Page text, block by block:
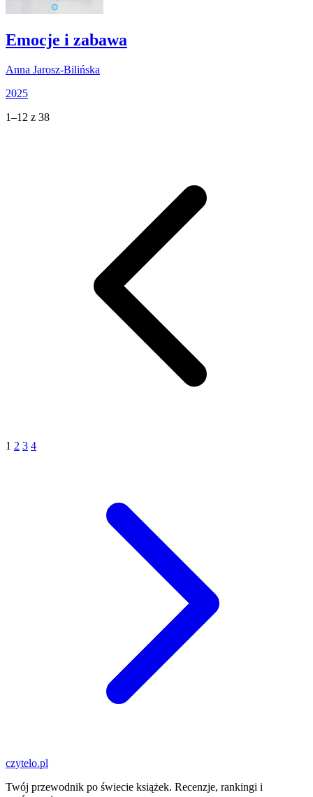
Emocje i zabawa
Anna Jarosz-Bilińska
2025
1–12 z 38
1 2 3 4
czytelo.pl
Twój przewodnik po świecie książek. Recenzje, rankingi i